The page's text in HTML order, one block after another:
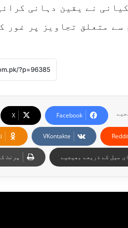
نے یقین دہانی
سے متعلق تجاویز پر غور
Facebook
X
VKontakte
ای میل کے ذریعے بھیجیے پرنٹ